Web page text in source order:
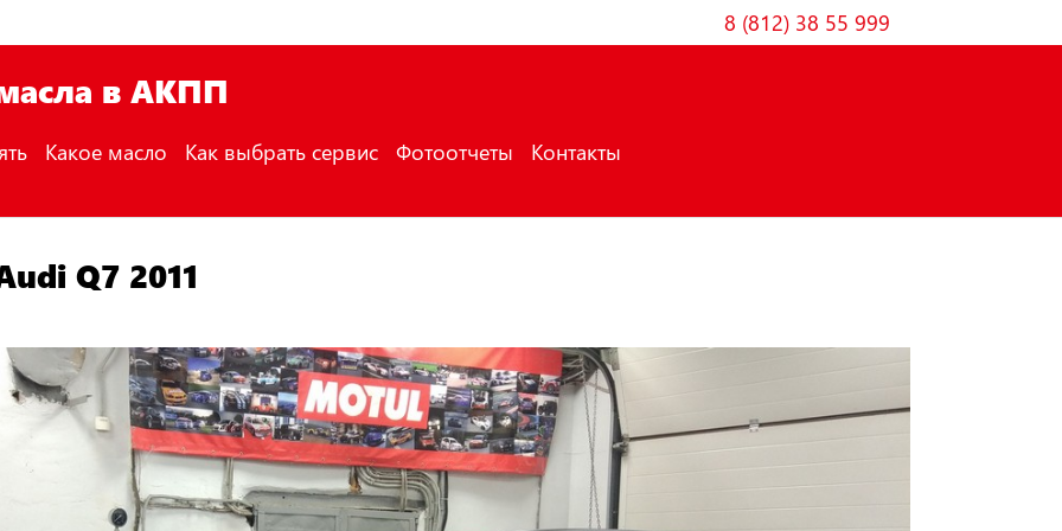
8 (812) 38 55 999
в АКПП
Какое масло Как выбрать сервис Фотоотчеты Контакты
Q7 2011